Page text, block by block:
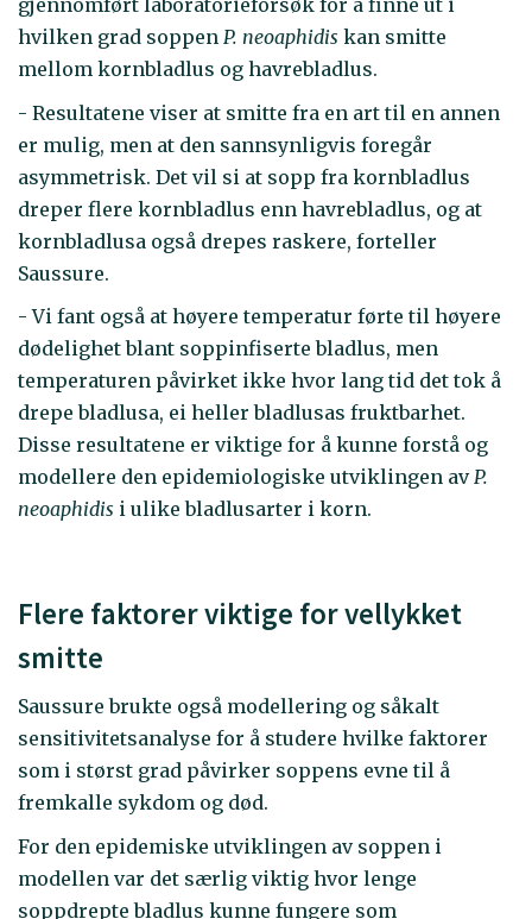
gjennomført laboratorieforsøk for å finne ut i
hvilken grad soppen P. neoaphidis kan smitte
mellom kornbladlus og havrebladlus.
- Resultatene viser at smitte fra en art til en annen
er mulig, men at den sannsynligvis foregår
asymmetrisk. Det vil si at sopp fra kornbladlus
dreper flere kornbladlus enn havrebladlus, og at
kornbladlusa også drepes raskere, forteller
Saussure.
- Vi fant også at høyere temperatur førte til høyere
dødelighet blant soppinfiserte bladlus, men
temperaturen påvirket ikke hvor lang tid det tok å
drepe bladlusa, ei heller bladlusas fruktbarhet.
Disse resultatene er viktige for å kunne forstå og
modellere den epidemiologiske utviklingen avP.
neoaphidis i ulike bladlusarter i korn.
Flere faktorer viktige for vellykket
smitte
Saussure brukte også modellering og såkalt
sensitivitetsanalyse for å studere hvilke faktorer
som i størst grad påvirker soppens evne til å
fremkalle sykdom og død.
For den epidemiske utviklingen av soppen i
modellen var det særlig viktig hvor lenge
soppdrepte bladlus kunne fungere som